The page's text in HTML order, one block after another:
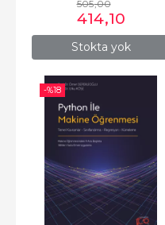
Stokta yok
505,00
414,10
-%18